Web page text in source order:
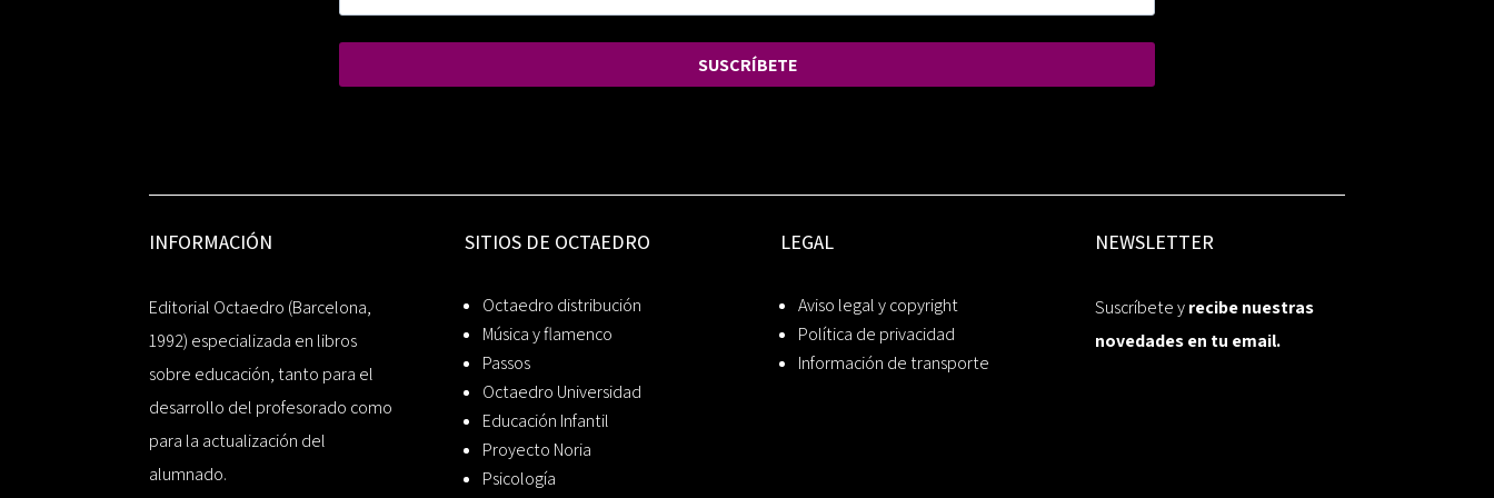
SUSCRÍBETE
INFORMACIÓN
Editorial Octaedro (Barcelona,
1992) especializada en libros
sobre educación, tanto para el
desarrollo del profesorado como
para la actualización del
alumnado.
SITIOS DE OCTAEDRO
Octaedro distribución
Música y flamenco
Passos
Octaedro Universidad
Educación Infantil
Proyecto Noria
Psicología
LEGAL
Aviso legal y copyright
Política de privacidad
Información de transporte
NEWSLETTER
Suscríbete yrecibe nuestras
novedades en tu email.